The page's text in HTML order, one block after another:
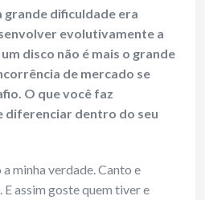
grande dificuldade era
evolutivamente a
disco não é mais o grande
de mercado se
O que você faz
diferenciar dentro do seu
a minha verdade. Canto e
assim goste quem tiver e